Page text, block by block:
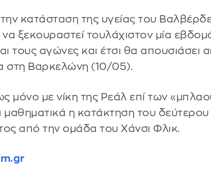
κατάσταση της υγείας του
να ξεκουραστεί τουλάχιστον μία
τους αγώνες και έτσι θα απουσιάσει
στη Βαρκελώνη (10/05).
μόνο με νίκη της Ρεάλ επί των
μαθηματικά η κατάκτηση του
από την ομάδα του Χάνσι Φλικ.